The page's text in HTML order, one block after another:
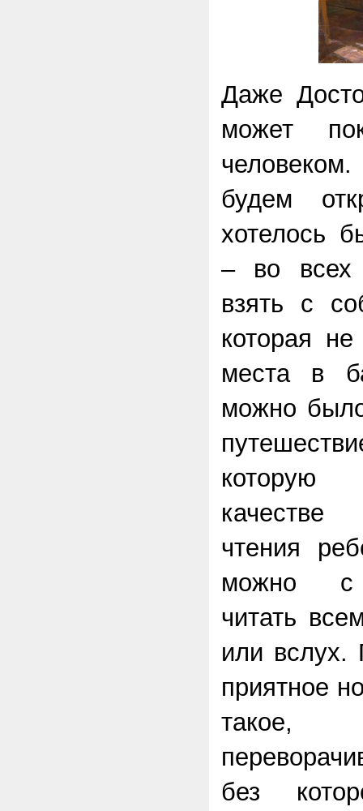
Даже
может
будем
хотелось
– во всех
взять с
которая
места в
можно
которую
чтения
можно с
читать
или вслух.
приятное
без